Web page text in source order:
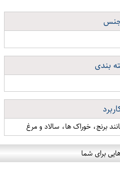
بندی
برنج، خوراک ها، سالاد و مرغ
برای شما